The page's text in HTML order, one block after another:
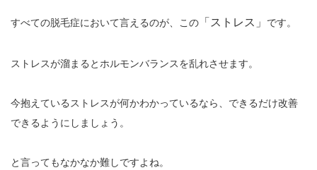
すべての脱毛症において言えるのが、この 「ストレス」 です。
ストレスが溜まるとホルモンバランスを乱れさせます。
今抱えているストレスが何かわかっているなら、できるだけ改善
できるようにしましょう。
と言ってもなかなか難しですよね。